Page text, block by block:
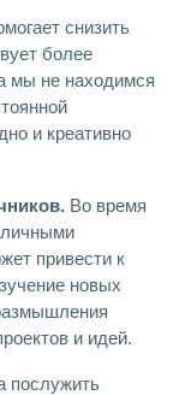
снизить
более
мы не находимся
и креативно
Во время
привести к
новых
и идей.
послужить